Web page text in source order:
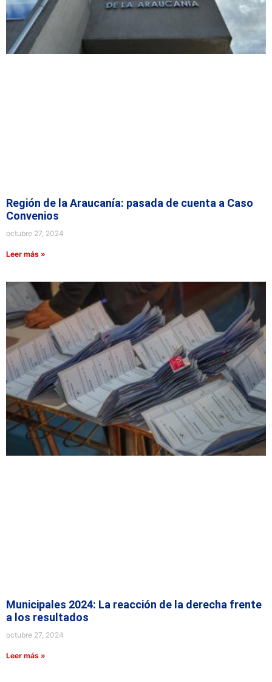
Región de la Araucanía: pasada de cuenta a Caso
Convenios
octubre 27, 2024
Leer más »
Municipales 2024: La reacción de la derecha frente
a los resultados
octubre 27, 2024
Leer más »